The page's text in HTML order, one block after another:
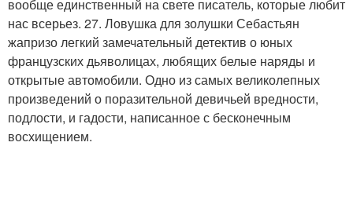
вообще единственный на свете писатель, которые любит
нас всерьез. 27. Ловушка для золушки Себастьян
жапризо легкий замечательный детектив о юных
французских дьяволицах, любящих белые наряды и
открытые автомобили. Одно из самых великолепных
произведений о поразительной девичьей вредности,
подлости, и гадости, написанное с бесконечным
восхищением.